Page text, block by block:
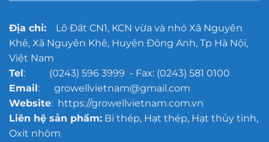
Địa chỉ:Lô Đất CN1, KCN vừa và nhỏ Xã Nguyên
Khê, Xã Nguyên Khê, Huyện Đông Anh, Tp Hà Nội,
Việt Nam
Tel: (0243) 596 3999 - Fax: (0243) 581 0100
Email: growellvietnam@gmail.com
Website: https://growellvietnam.com.vn
Liên hệ sản phẩm:Bi thép, Hạt thép, Hạt thủy tinh,
Oxit nhôm